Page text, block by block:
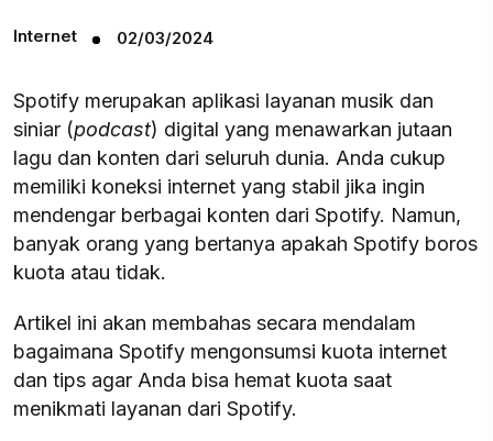
Internet 02/03/2024
Spotify merupakan aplikasi layanan musik dan
siniar (podcast) digital yang menawarkan jutaan
lagu dan konten dari seluruh dunia. Anda cukup
memiliki koneksi internet yang stabil jika ingin
mendengar berbagai konten dari Spotify. Namun,
banyak orang yang bertanya apakah Spotify boros
kuota atau tidak.
Artikel ini akan membahas secara mendalam
bagaimana Spotify mengonsumsi kuota internet
dan tips agar Anda bisa hemat kuota saat
menikmati layanan dari Spotify.